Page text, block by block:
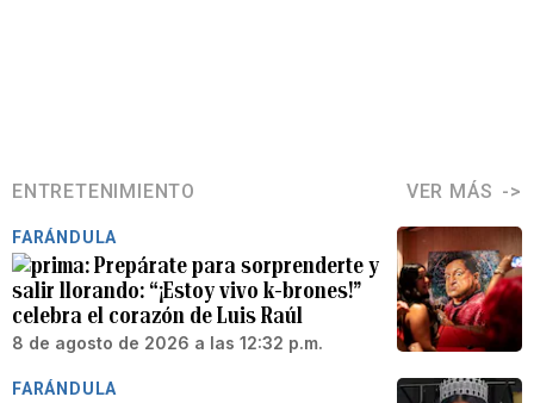
ENTRETENIMIENTO VER MÁS
FARÁNDULA
Prepárate para sorprenderte y
salir llorando: “¡Estoy vivo k-brones!”
celebra el corazón de Luis Raúl
8 de agosto de 2026 a las 12:32 p.m.
FARÁNDULA